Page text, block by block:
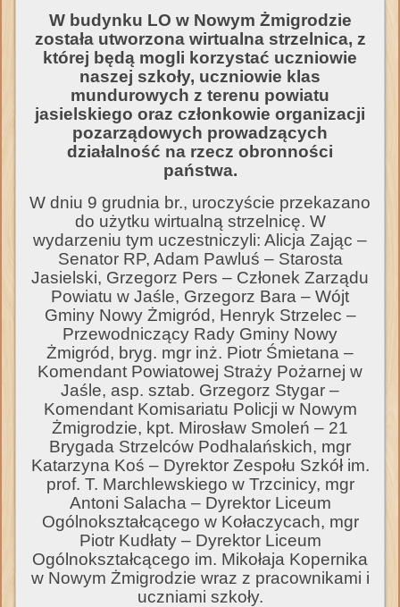
W budynku LO w Nowym Żmigrodzie
została utworzona wirtualna strzelnica, z
której będą mogli korzystać uczniowie
naszej szkoły, uczniowie klas
mundurowych z terenu powiatu
jasielskiego oraz członkowie organizacji
pozarządowych prowadzących
działalność na rzecz obronności
państwa.
W dniu 9 grudnia br., uroczyście przekazano
do użytku wirtualną strzelnicę. W
wydarzeniu tym uczestniczyli: Alicja Zając –
Senator RP, Adam Pawluś – Starosta
Jasielski, Grzegorz Pers – Członek Zarządu
Powiatu w Jaśle, Grzegorz Bara – Wójt
Gminy Nowy Żmigród, Henryk Strzelec –
Przewodniczący Rady Gminy Nowy
Żmigród, bryg. mgr inż. Piotr Śmietana –
Komendant Powiatowej Straży Pożarnej w
Jaśle, asp. sztab. Grzegorz Stygar –
Komendant Komisariatu Policji w Nowym
Żmigrodzie, kpt. Mirosław Smoleń – 21
Brygada Strzelców Podhalańskich, mgr
Katarzyna Koś – Dyrektor Zespołu Szkół im.
prof. T. Marchlewskiego w Trzcinicy, mgr
Antoni Salacha – Dyrektor Liceum
Ogólnokształcącego w Kołaczycach, mgr
Piotr Kudłaty – Dyrektor Liceum
Ogólnokształcącego im. Mikołaja Kopernika
w Nowym Żmigrodzie wraz z pracownikami i
uczniami szkoły.